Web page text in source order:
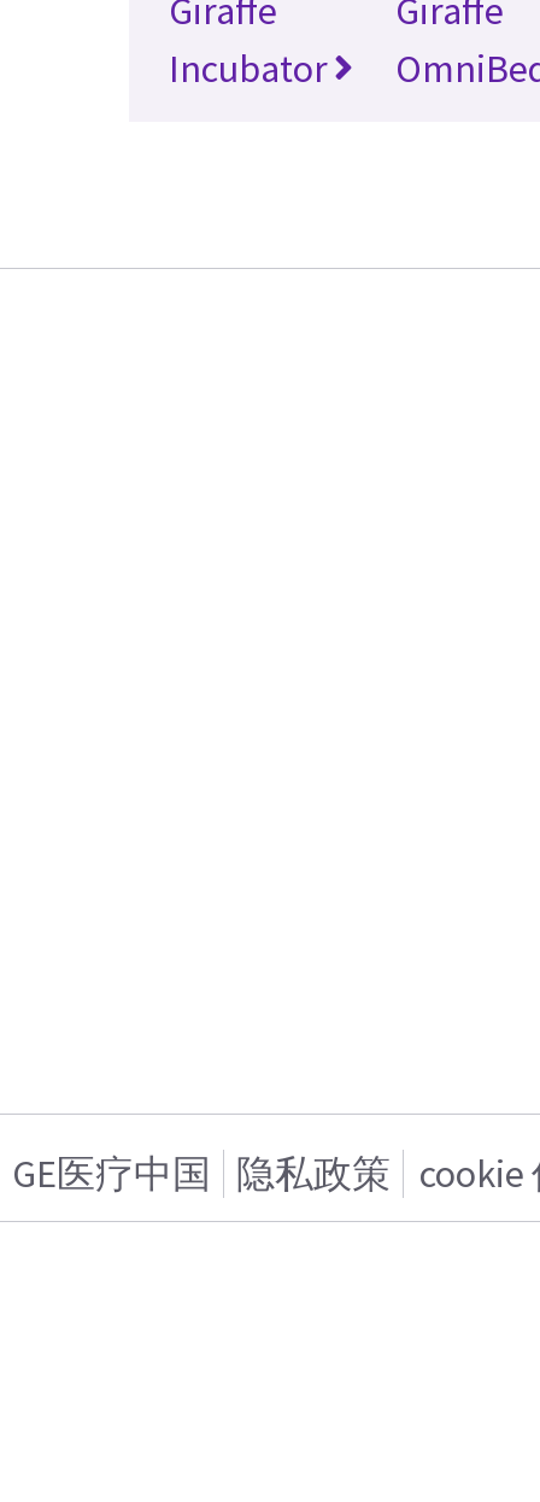
Giraffe
Incubator
Giraffe
GE医疗中国 隐私政策 cookie